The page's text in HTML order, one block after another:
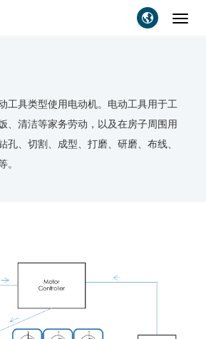
工具类型使用电动机。电动工具用于工
、清洁等家务劳动，以及在房子周围用
孔、切割、成型、打磨、研磨、布线、
。